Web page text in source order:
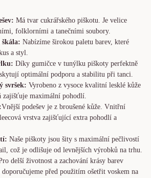
Má tvar cukrářského piškotu. Je velice
folklorními a tanečními soubory.
škála: Nabízíme širokou paletu barev, které
a styl.
Díky gumičce v tunýlku piškoty perfektně
optimální podporu a stabilitu při tanci.
svršek: Vyrobeno z vysoce kvalitní lesklé kůže
zajišťuje maximální pohodlí.
Vnější podešev je z broušené kůže. Vnitřní
vrstva zajišťující extra pohodlí a
Naše piškoty jsou šity s maximální pečlivostí
což je odlišuje od levnějších výrobků na trhu.
delší životnost a zachování krásy barev
před použitím ošetřit voskem na